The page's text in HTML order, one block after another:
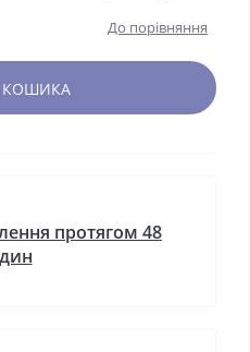
До порівняння
протягом 48